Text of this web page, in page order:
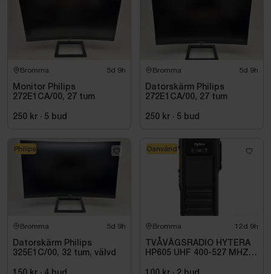
Bromma 5d 9h
Monitor Philips
272E1CA/00, 27 tum
250 kr · 5 bud
Bromma 5d 9h
Datorskärm Philips
272E1CA/00, 27 tum
250 kr · 5 bud
Bromma 5d 9h
Datorskärm Philips
325E1C/00, 32 tum, välvd
Philips
Bromma 12d 9h
TVÅVÄGSRADIO HYTERA
HP605 UHF 400-527 MHZ
Oanvänd